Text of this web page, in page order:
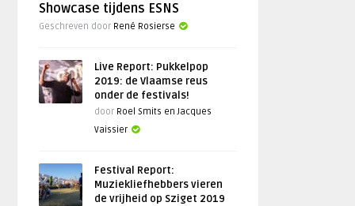
Showcase tijdens ESNS
Geschreven door René Rosierse
Live Report: Pukkelpop
2019: de Vlaamse reus
onder de festivals!
door Roel Smits en Jacques
Vaissier
Festival Report:
Muziekliefhebbers vieren
de vrijheid op Sziget 2019